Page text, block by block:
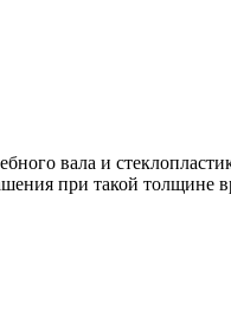
вала и
при такой толщине